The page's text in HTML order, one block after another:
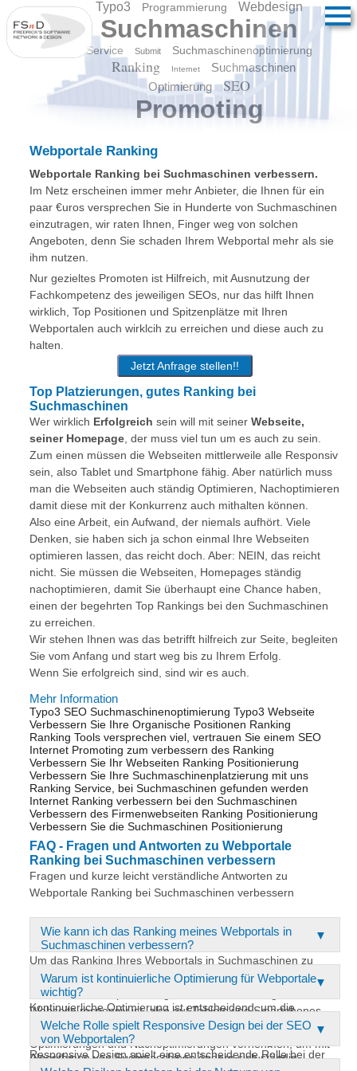
Typo3 Programmierung Webdesign
Suchmaschinen
Service Submit Suchmaschinenoptimierung
Ranking Internet
Suchmaschinen
Optimierung
SEO
Promoting
Webportale Ranking
Webportale Ranking bei Suchmaschinen verbessern.
Im Netz erscheinen immer mehr Anbieter, die Ihnen für ein
paar €uros versprechen Sie in Hunderte von Suchmaschinen
einzutragen, wir raten Ihnen, Finger weg von solchen
Angeboten, denn Sie schaden Ihrem Webportal mehr als sie
ihm nutzen.
Nur gezieltes Promoten ist Hilfreich, mit Ausnutzung der
Fachkompetenz des jeweiligen SEOs, nur das hilft Ihnen
wirklich, Top Positionen und Spitzenplätze mit Ihren
Webportalen auch wirklcih zu erreichen und diese auch zu
halten.
Jetzt Anfrage stellen!!
Top Platzierungen, gutes Ranking bei
Suchmaschinen
Wer wirklich Erfolgreich sein will mit seiner Webseite,
seiner Homepage, der muss viel tun um es auch zu sein.
Zum einen müssen die Webseiten mittlerweile alle Responsiv
sein, also Tablet und Smartphone fähig. Aber natürlich muss
man die Webseiten auch ständig Optimieren, Nachoptimieren
damit diese mit der Konkurrenz auch mithalten können.
Also eine Arbeit, ein Aufwand, der niemals aufhört. Viele
Denken, sie haben sich ja schon einmal Ihre Webseiten
optimieren lassen, das reicht doch. Aber: NEIN, das reicht
nicht. Sie müssen die Webseiten, Homepages ständig
nachoptimieren, damit Sie überhaupt eine Chance haben,
einen der begehrten Top Rankings bei den Suchmaschinen
zu erreichen.
Wir stehen Ihnen was das betrifft hilfreich zur Seite, begleiten
Sie vom Anfang und start weg bis zu Ihrem Erfolg.
Wenn Sie erfolgreich sind, sind wir es auch.
Mehr Information
Typo3 SEO Suchmaschinenoptimierung Typo3 Webseite
Verbessern Sie Ihre Organische Positionen Ranking
Ranking Tools versprechen viel, vertrauen Sie einem SEO
Internet Promoting zum verbessern des Ranking
Verbessern Sie Ihr Webseiten Ranking Positionierung
Verbessern Sie Ihre Suchmaschinenplatzierung mit uns
Ranking Service, bei Suchmaschinen gefunden werden
Internet Ranking verbessern bei den Suchmaschinen
Verbessern des Firmenwebseiten Ranking Positionierung
Verbessern Sie die Suchmaschinen Positionierung
FAQ - Fragen und Antworten zu Webportale
Ranking bei Suchmaschinen verbessern
Fragen und kurze leicht verständliche Antworten zu
Webportale Ranking bei Suchmaschinen verbessern
Wie kann ich das Ranking meines Webportals in
Suchmaschinen verbessern?
Um das Ranking Ihres Webportals in Suchmaschinen zu
verbessern, sollten Sie auf gezielte
Suchmaschinenoptimierung setzen. Es ist wichtig, dass Ihre
Webseite responsiv ist, also auf Tablets und Smartphones
optimal dargestellt wird. Zudem sollten Sie regelmäßig
Optimierungen und Nachoptimierungen vornehmen, um mit
der Konkurrenz mithalten zu können. Vermeiden Sie
Warum ist kontinuierliche Optimierung für Webportale
wichtig?
Kontinuierliche Optimierung ist entscheidend, um die
Sichtbarkeit und das Ranking Ihres Webportals in
Suchmaschinen zu verbessern. Die Anforderungen und
Algorithmen von Suchmaschinen ändern sich ständig,
Welche Rolle spielt Responsive Design bei der SEO
von Webportalen?
Responsive Design spielt eine entscheidende Rolle bei der